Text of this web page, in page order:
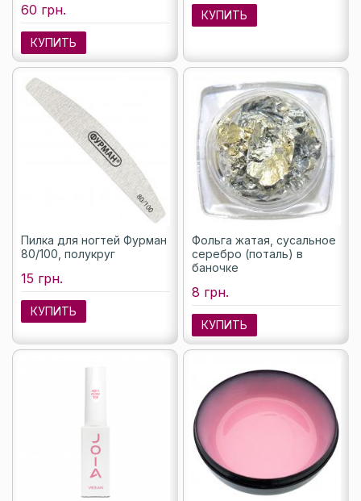
60 грн.
КУПИТЬ
КУПИТЬ
Пилка для ногтей Фурман
80/100, полукруг
15 грн.
КУПИТЬ
Фольга жатая, сусальное
серебро (поталь) в
баночке
8 грн.
КУПИТЬ